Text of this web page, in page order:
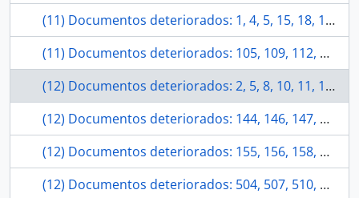
(11) Documentos deteriorados: 1, 4, 5, 15, 18, 19, 20, 22, 23, 26, 28.
(11) Documentos deteriorados: 105, 109, 112, 118, 120, 124, 129, 134, 138, 140, 142.
(12) Documentos deteriorados: 2, 5, 8, 10, 11, 12, 14, 19, 35, 41, 42, 44.
(12) Documentos deteriorados: 144, 146, 147, 148, 150, 151, 153, 155, 161, 164, 166, 167.
(12) Documentos deteriorados: 155, 156, 158, 163, 164, 166, 176, 177, 178, 181, 183, 188.
(12) Documentos deteriorados: 504, 507, 510, 511, 514, 515, 522, 528, 529, 534, 535, 536.